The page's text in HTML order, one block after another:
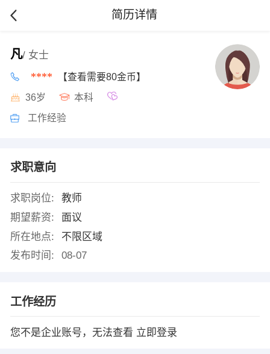
简历详情
凡/ 女士
**** 【查看需要80金币】
36岁 本科
工作经验
求职意向
求职岗位:
教师
期望薪资:
面议
所在地点:
不限区域
发布时间:
08-07
工作经历
您不是企业账号，无法查看 立即登录